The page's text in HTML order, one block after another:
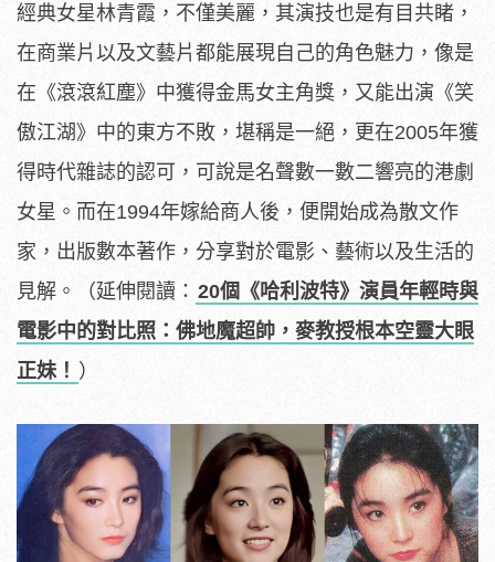
經典女星林青霞，不僅美麗，其演技也是有目共睹，
在商業片以及文藝片都能展現自己的角色魅力，像是
在《滾滾紅塵》中獲得金馬女主角獎，又能出演《笑
傲江湖》中的東方不敗，堪稱是一絕，更在2005年獲
得時代雜誌的認可，可說是名聲數一數二響亮的港劇
女星。而在1994年嫁給商人後，便開始成為散文作
家，出版數本著作，分享對於電影、藝術以及生活的
見解。（延伸閱讀： 20個《哈利波特》演員年輕時與
電影中的對比照：佛地魔超帥，麥教授根本空靈大眼
正妹！ ）